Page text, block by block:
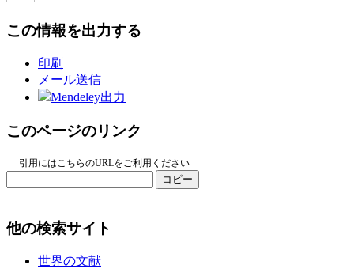
この情報を出力する
印刷
メール送信
Mendeley出力
このページのリンク
引用にはこちらのURLをご利用ください
コピー
他の検索サイト
世界の文献